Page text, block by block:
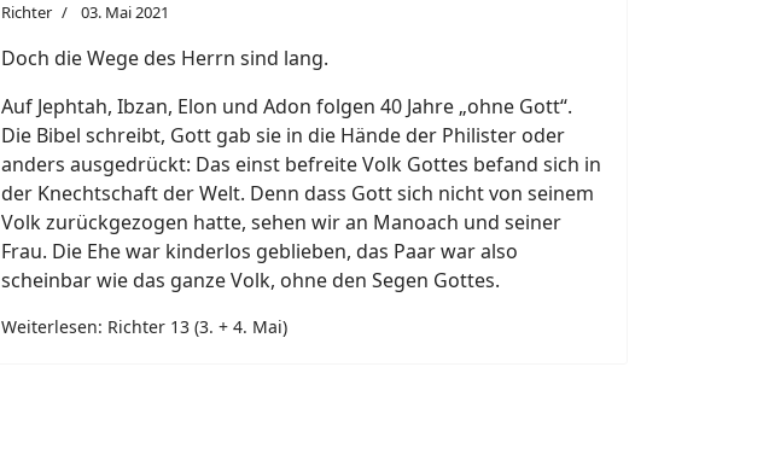
Richter 03. Mai 2021
Doch die Wege des Herrn sind lang.
Auf Jephtah, Ibzan, Elon und Adon folgen 40 Jahre „ohne Gott“.
Die Bibel schreibt, Gott gab sie in die Hände der Philister oder
anders ausgedrückt: Das einst befreite Volk Gottes befand sich in
der Knechtschaft der Welt. Denn dass Gott sich nicht von seinem
Volk zurückgezogen hatte, sehen wir an Manoach und seiner
Frau. Die Ehe war kinderlos geblieben, das Paar war also
scheinbar wie das ganze Volk, ohne den Segen Gottes.
Weiterlesen: Richter 13 (3. + 4. Mai)